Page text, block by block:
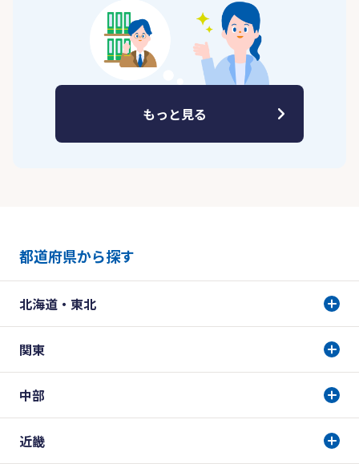
もっと見る
都道府県から探す
北海道・東北
関東
中部
近畿